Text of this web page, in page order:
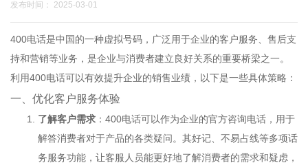
发布时间： 2025-03-01
400电话是中国的一种虚拟号码，广泛用于企业的客户服务、售后支
持和营销等业务，是企业与消费者建立良好关系的重要桥梁之一。
利用400电话可以有效提升企业的销售业绩，以下是一些具体策略：
一、优化客户服务体验
了解客户需求 ： 400电话可以作为企业的官方咨询电话，用于
解答消费者对于产品的各类疑问。其好记、不易占线等多项话
务服务功能，让客服人员能更好地了解消费者的需求和疑虑，